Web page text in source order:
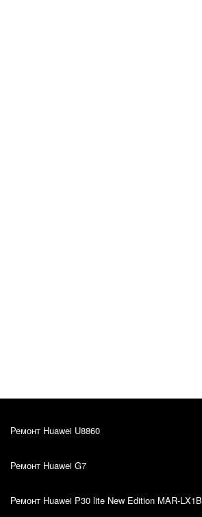
Ремонт Huawei U8860
Ремонт Huawei G7
Ремонт Huawei P30 lite New Edition MAR-LX1B